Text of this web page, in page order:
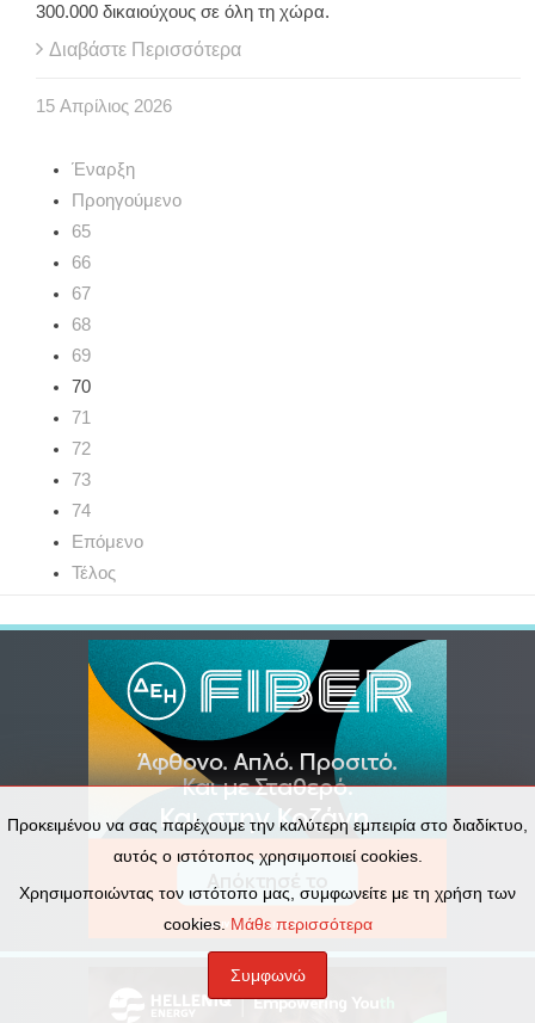
300.000 δικαιούχους σε όλη τη χώρα.
Διαβάστε Περισσότερα
15 Απρίλιος 2026
Έναρξη
Προηγούμενο
65
66
67
68
69
70
71
72
73
74
Επόμενο
Τέλος
Προκειμένου να σας παρέχουμε την καλύτερη εμπειρία στο διαδίκτυο,
αυτός ο ιστότοπος χρησιμοποιεί cookies.
Χρησιμοποιώντας τον ιστότοπο μας, συμφωνείτε με τη χρήση των
cookies.Μάθε περισσότερα
Συμφωνώ